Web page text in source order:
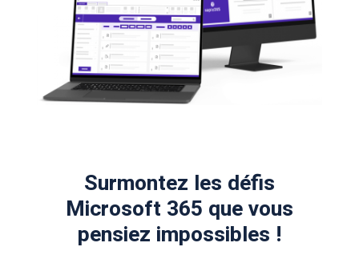
Surmontez les défis
Microsoft 365 que vous
pensiez impossibles !